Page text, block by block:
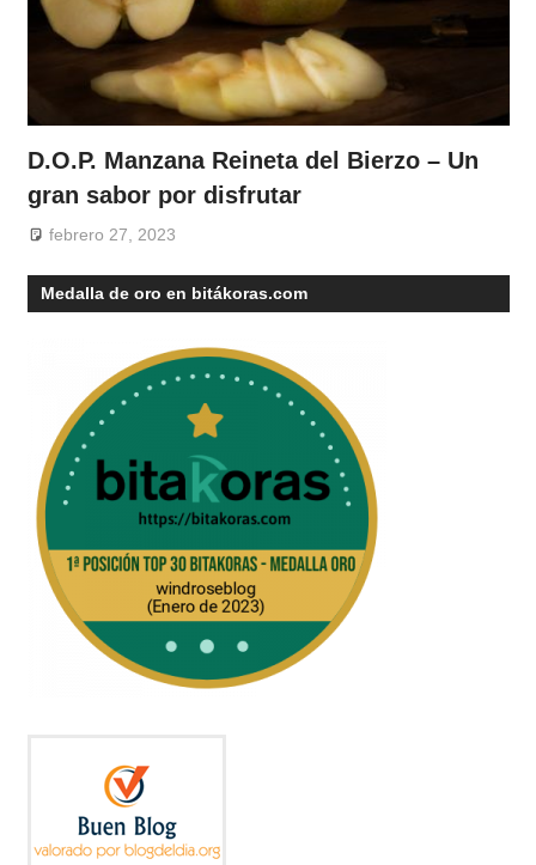
D.O.P. Manzana Reineta del Bierzo – Un
gran sabor por disfrutar
febrero 27, 2023
Medalla de oro en bitákoras.com